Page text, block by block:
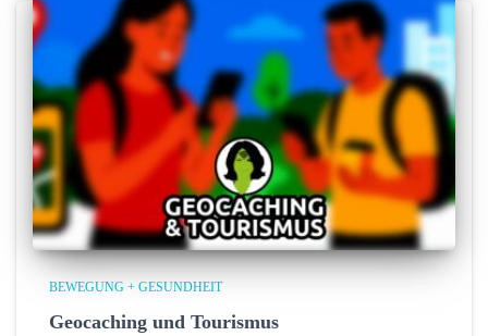
BEWEGUNG + GESUNDHEIT
Geocaching und Tourismus